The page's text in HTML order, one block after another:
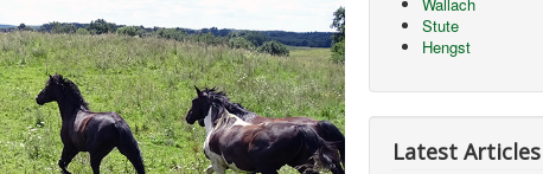
Stute
Hengst
Latest Articles